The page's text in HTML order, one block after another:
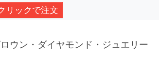
リックで注文
ウン・ダイヤモンド・ジュエリー